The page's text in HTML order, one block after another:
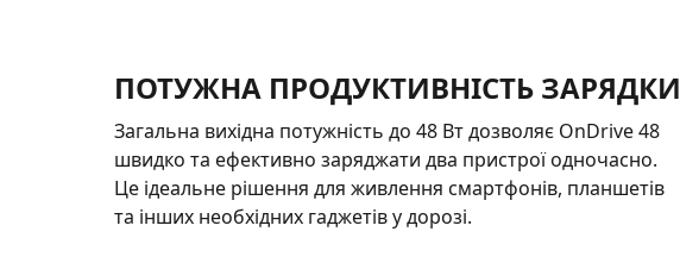
ПОТУЖНА ПРОДУКТИВНІСТЬ ЗАРЯДКИ
Загальна вихідна потужність до 48 Вт дозволяє OnDrive 48
швидко та ефективно заряджати два пристрої одночасно.
Це ідеальне рішення для живлення смартфонів, планшетів
та інших необхідних гаджетів у дорозі.